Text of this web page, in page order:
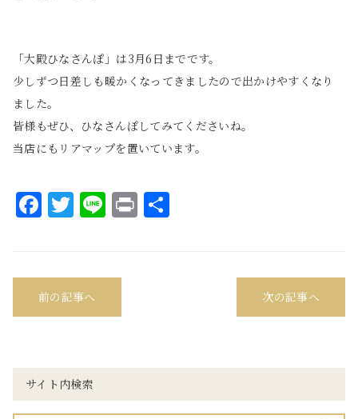
「大殿ひなさんぽ」は3月6日までです。
少しずつ日差しも暖かくなってきましたので出かけやすくなり
ました。
皆様もぜひ、ひなさんぽしてみてくださいね。
当店にもリアマップを置いています。
Facebook
Twitter
LinePrint
前の記事へ 次の記事へ
サイト内検索